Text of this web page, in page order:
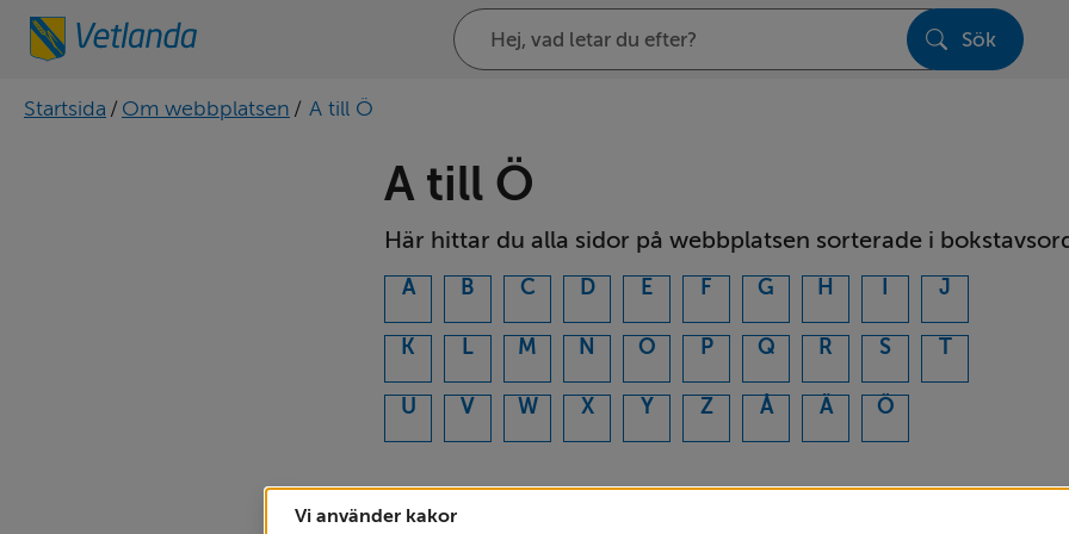
Vi använder kakor
Sök
på
webbplatsen
Sök
Startsida / Om webbplatsen / A till Ö
A till Ö
Här hittar du alla sidor på webbplatsen sorterade i
A B C D E F G H J
K L M N O P Q R S T
U V W X Y Z Å Ä Ö
Din sökning gav 43 resultat på bokstaven A